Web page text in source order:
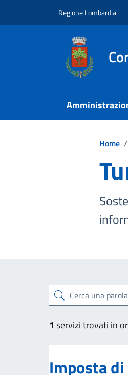
Regione Lombardia
Home /
Cerca una parola
1 servizi trovati in
Imposta